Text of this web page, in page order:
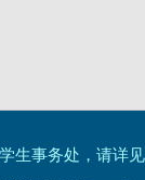
生事务处，请详见